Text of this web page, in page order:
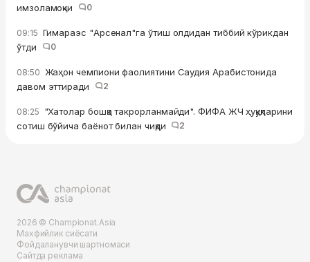
имзоламоқчи
0
09:15 Гимараэс "Арсенал"га ўтиш олдидан тиббий кўрикдан
ўтди
0
08:50 Жаҳон чемпиони фаолиятини Саудия Арабистонида
давом эттиради
2
08:25 "Хатолар бошқа такрорланмайди". ФИФА ЖЧ ҳуқуқларини
сотиш бўйича баёнот билан чиқди
2
2026 © Championat.Asia
Махфийлик сиёсати
Фойдаланувчи шартномаси
Сайтда реклама